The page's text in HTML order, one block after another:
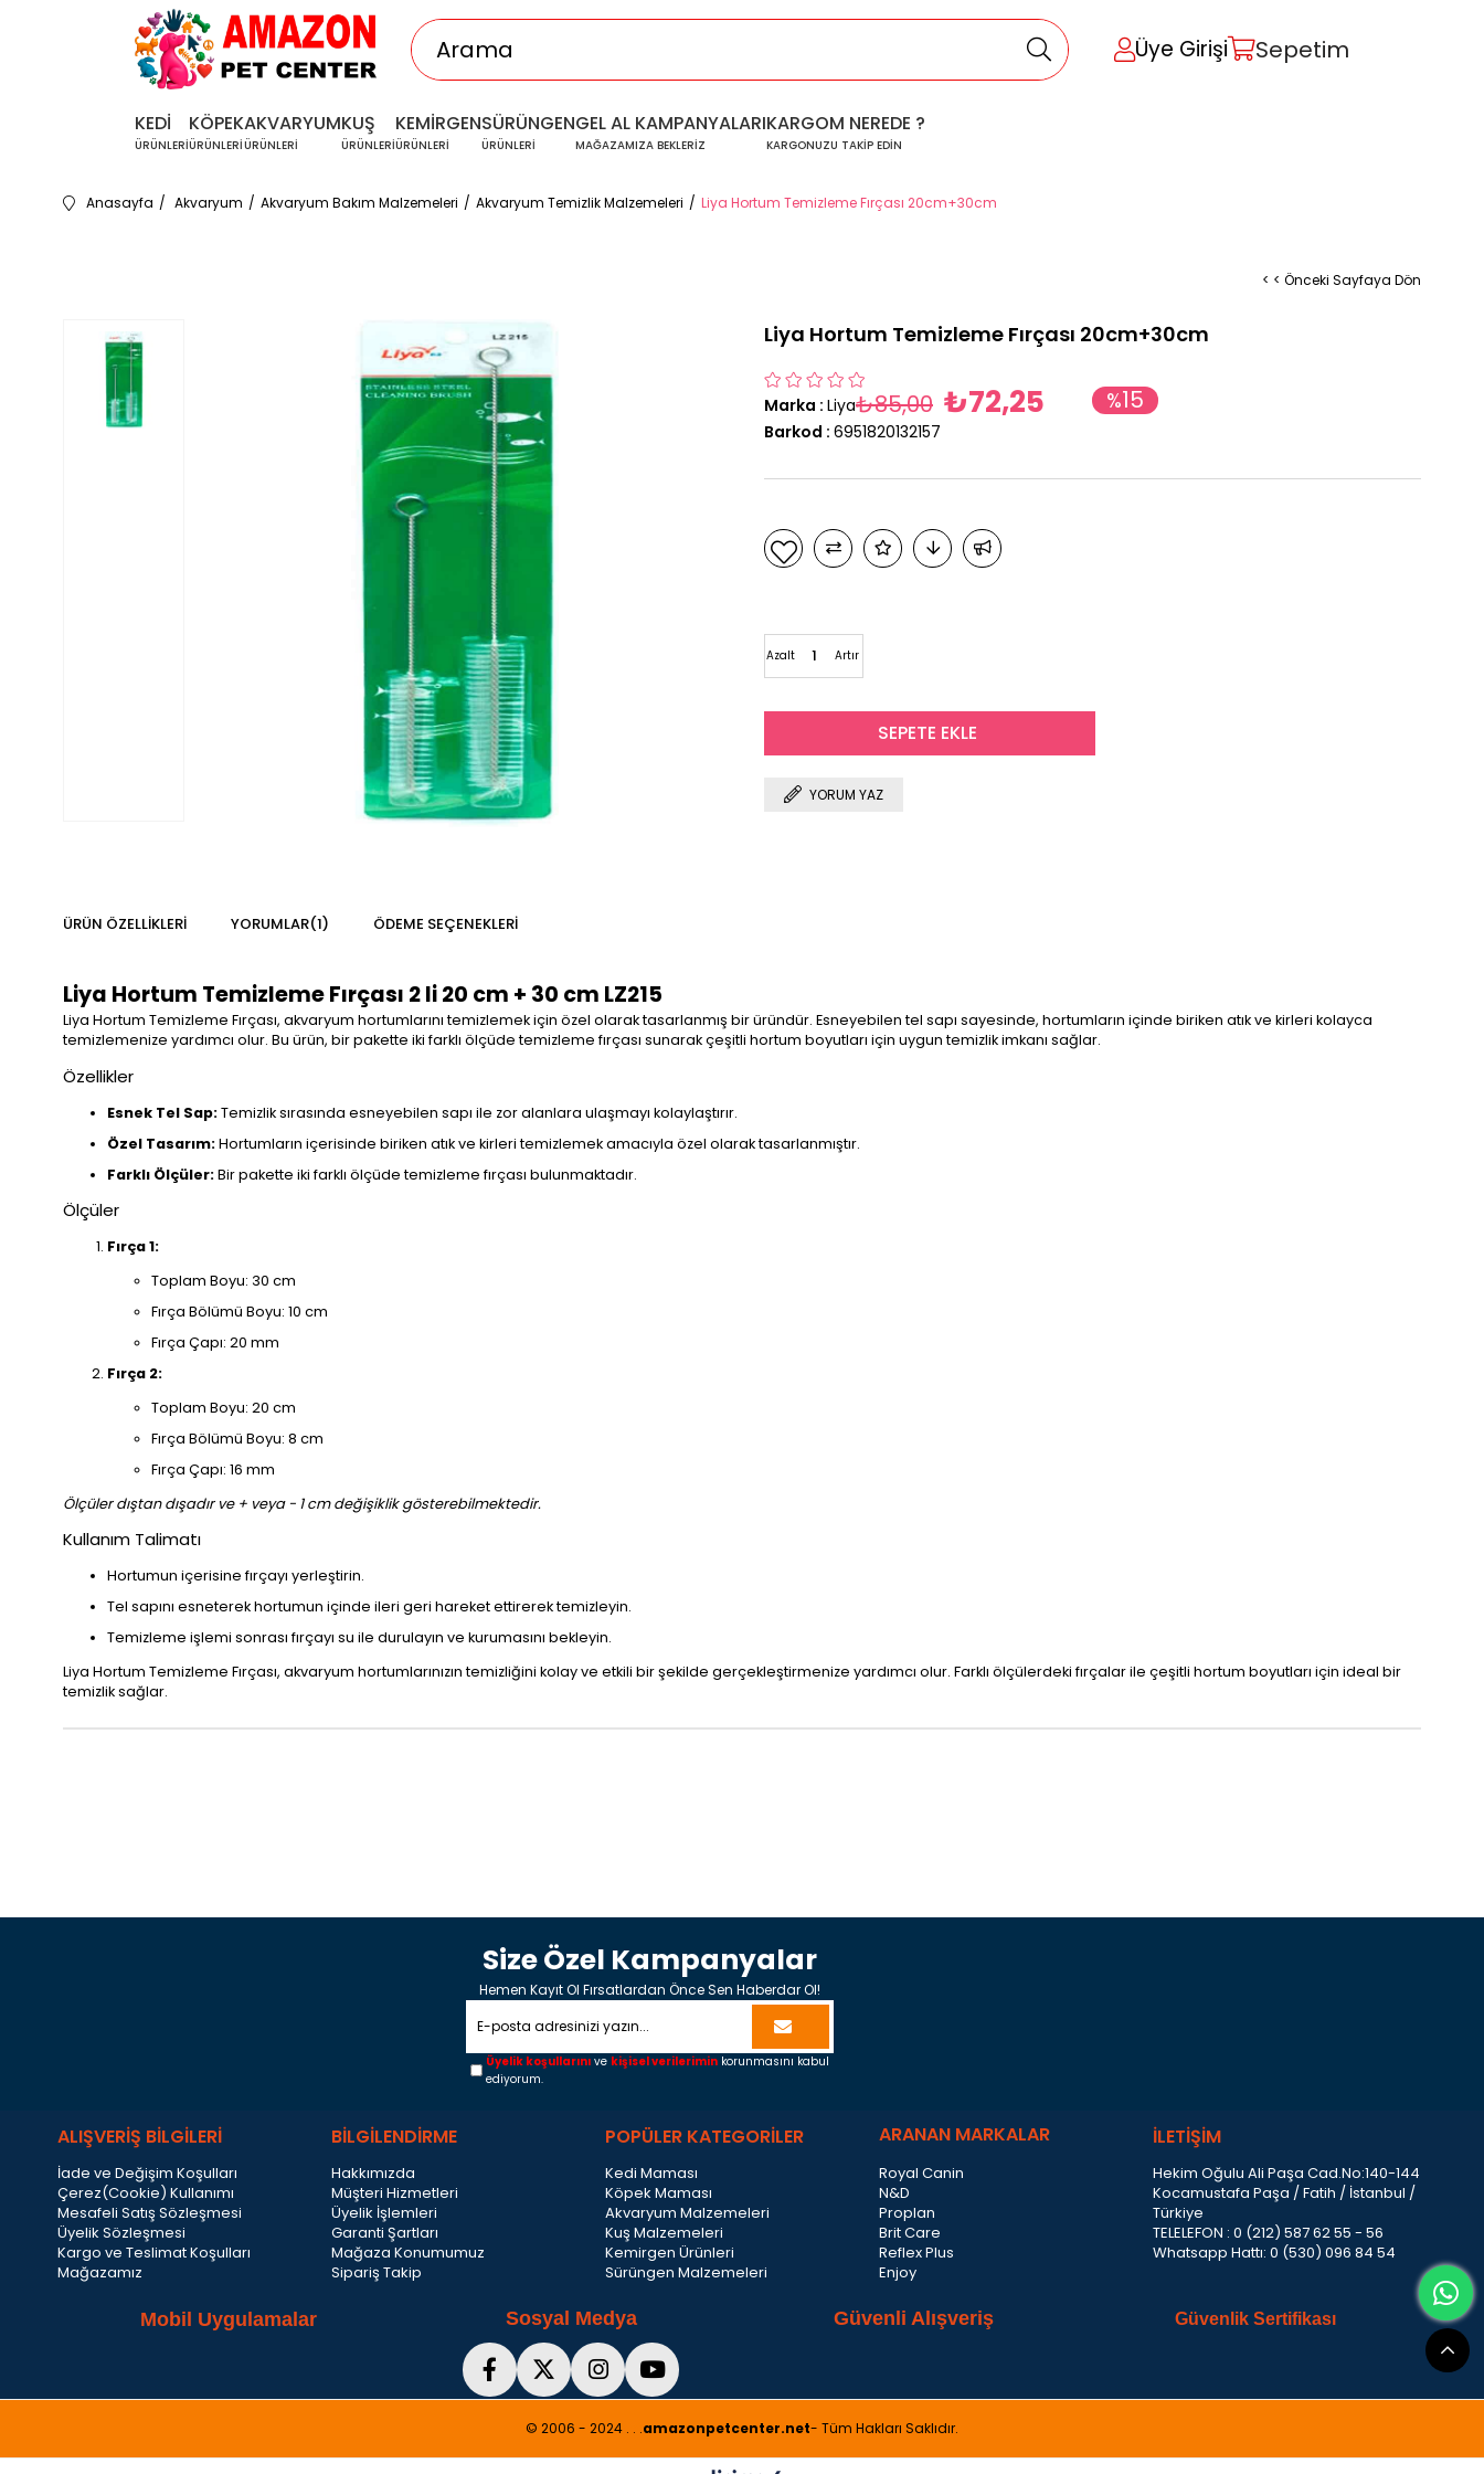
Üye Girişi Sepetim
KEDİ
ÜRÜNLERİ
KÖPEK
ÜRÜNLERİ
AKVARYUM
ÜRÜNLERİ
KUŞ
ÜRÜNLERİ
KEMİRGEN
ÜRÜNLERİ
SÜRÜNGEN
ÜRÜNLERİ
GEL AL KAMPANYALARI
MAĞAZAMIZA BEKLERİZ
KARGOM NEREDE ?
KARGONUZU TAKİP EDİN
Anasayfa Akvaryum Akvaryum Bakım Malzemeleri Akvaryum Temizlik Malzemeleri Liya Hortum Temizleme Fırçası 20cm+30cm
< < Önceki Sayfaya Dön
Liya Hortum Temizleme Fırçası 20cm+30cm
Marka : Liya %15
₺85,00 ₺72,25
Barkod : 6951820132157
Artır
Azalt
YORUM YAZ
ÜRÜN ÖZELLIKLERI YORUMLAR(1) ÖDEME SEÇENEKLERI
Liya Hortum Temizleme Fırçası 2 li 20 cm + 30 cm LZ215
Liya Hortum Temizleme Fırçası, akvaryum hortumlarını temizlemek için özel olarak tasarlanmış bir üründür. Esneyebilen tel sapı sayesinde, hortumların içinde biriken atık ve kirleri kolayca
temizlemenize yardımcı olur. Bu ürün, bir pakette iki farklı ölçüde temizleme fırçası sunarak çeşitli hortum boyutları için uygun temizlik imkanı sağlar.
Özellikler
Esnek Tel Sap:Temizlik sırasında esneyebilen sapı ile zor alanlara ulaşmayı kolaylaştırır.
Özel Tasarım:Hortumların içerisinde biriken atık ve kirleri temizlemek amacıyla özel olarak tasarlanmıştır.
Farklı Ölçüler:Bir pakette iki farklı ölçüde temizleme fırçası bulunmaktadır.
Ölçüler
Fırça 1:
Toplam Boyu: 30 cm
Fırça Bölümü Boyu: 10 cm
Fırça Çapı: 20 mm
Fırça 2:
Toplam Boyu: 20 cm
Fırça Bölümü Boyu: 8 cm
Fırça Çapı: 16 mm
Ölçüler dıştan dışadır ve + veya - 1 cm değişiklik gösterebilmektedir.
Kullanım Talimatı
Hortumun içerisine fırçayı yerleştirin.
Tel sapını esneterek hortumun içinde ileri geri hareket ettirerek temizleyin.
Temizleme işlemi sonrası fırçayı su ile durulayın ve kurumasını bekleyin.
Liya Hortum Temizleme Fırçası, akvaryum hortumlarınızın temizliğini kolay ve etkili bir şekilde gerçekleştirmenize yardımcı olur. Farklı ölçülerdeki fırçalar ile çeşitli hortum boyutları için ideal bir
temizlik sağlar.
Size Özel Kampanyalar
Hemen Kayıt Ol Fırsatlardan Önce Sen Haberdar Ol!
Üyelik koşullarını ve kişisel verilerimin korunmasını kabul
ediyorum.
ALIŞVERİŞ BİLGİLERİ
İade ve Değişim Koşulları
Çerez(Cookie) Kullanımı
Mesafeli Satış Sözleşmesi
Üyelik Sözleşmesi
Kargo ve Teslimat Koşulları
Mağazamız
BİLGİLENDİRME
Hakkımızda
Müşteri Hizmetleri
Üyelik İşlemleri
Garanti Şartları
Mağaza Konumumuz
Sipariş Takip
POPÜLER KATEGORİLER
Kedi Maması
Köpek Maması
Akvaryum Malzemeleri
Kuş Malzemeleri
Kemirgen Ürünleri
Sürüngen Malzemeleri
ARANAN MARKALAR
Royal Canin
N&D
Proplan
Brit Care
Reflex Plus
Enjoy
İLETİŞİM
Hekim Oğulu Ali Paşa Cad.No:140-144
Kocamustafa Paşa / Fatih / İstanbul /
Türkiye
TELELEFON : 0 (212) 587 62 55 - 56
Whatsapp Hattı: 0 (530) 096 84 54
Mobil Uygulamalar Sosyal Medya Güvenli Alışveriş Güvenlik Sertifikası
© 2006 - 2024 . . .amazonpetcenter.net- Tüm Hakları Saklıdır.